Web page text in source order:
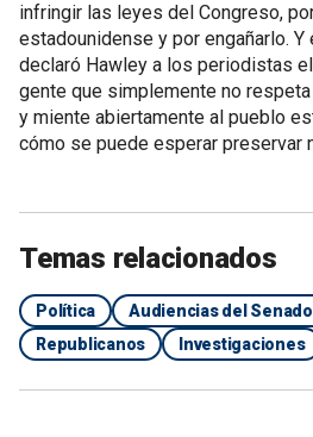
infringir las leyes del Congreso,
estadounidense y por engañarlo.
declaró Hawley a los periodistas
gente que simplemente no
y miente abiertamente al pueblo
cómo se puede esperar preservar
Temas relacionados
Política Audiencias del Senado
Republicanos
Investigaciones